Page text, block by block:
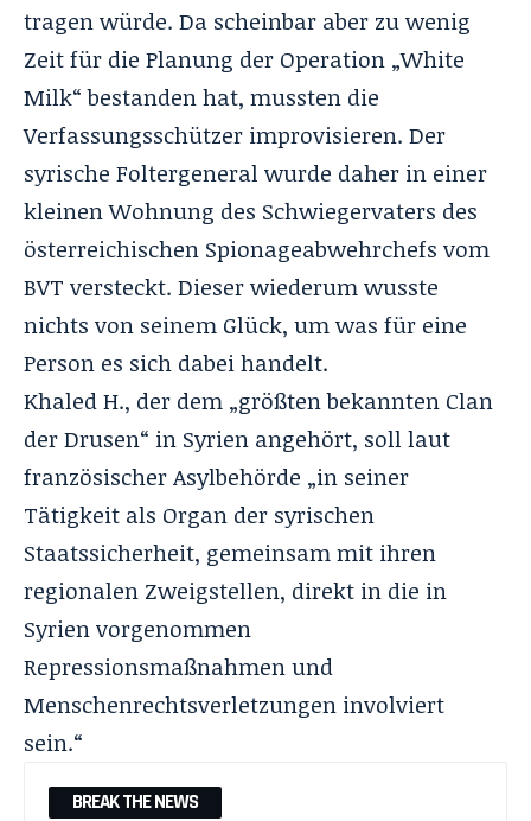
tragen würde. Da scheinbar aber zu wenig
Zeit für die Planung der Operation „White
Milk“ bestanden hat, mussten die
Verfassungsschützer improvisieren. Der
syrische Foltergeneral wurde daher in einer
kleinen Wohnung des Schwiegervaters des
österreichischen Spionageabwehrchefs vom
BVT versteckt. Dieser wiederum wusste
nichts von seinem Glück, um was für eine
Person es sich dabei handelt.
Khaled H., der dem „größten bekannten Clan
der Drusen“ in Syrien angehört, soll laut
französischer Asylbehörde „in seiner
Tätigkeit als Organ der syrischen
Staatssicherheit, gemeinsam mit ihren
regionalen Zweigstellen, direkt in die in
Syrien vorgenommen
Repressionsmaßnahmen und
Menschenrechtsverletzungen involviert
sein.“
BREAK THE NEWS